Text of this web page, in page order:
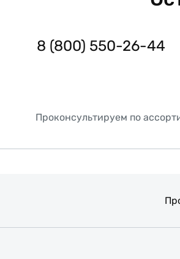
8 (800) 550-26-44
Проконсультируем по